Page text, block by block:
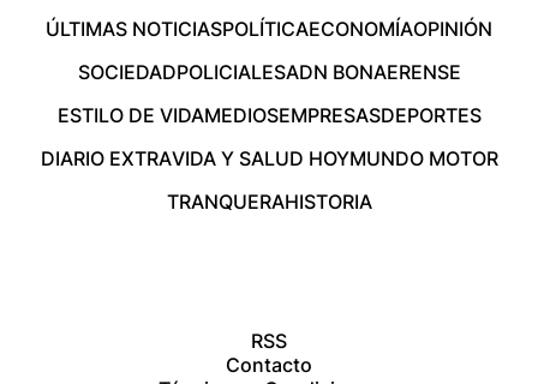
ÚLTIMAS NOTICIASPOLÍTICAECONOMÍAOPINIÓN
SOCIEDADPOLICIALESADN BONAERENSE
ESTILO DE VIDAMEDIOSEMPRESASDEPORTES
DIARIO EXTRAVIDA Y SALUD HOYMUNDO MOTOR
TRANQUERAHISTORIA
RSS
Contacto